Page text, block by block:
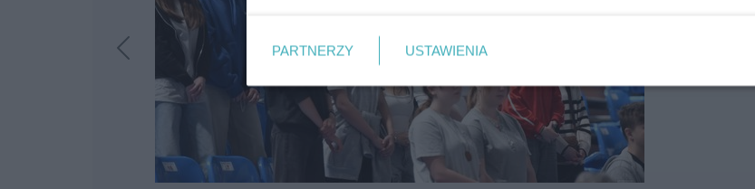
PARTNERZY USTAWIENIA